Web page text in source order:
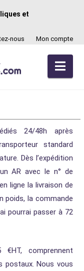
et
nous Mon compte
24/48h après
standard
Dès l’expédition
AR avec le n° de
ligne la livraison de
poids, la commande
pourrai passer à 72
comprennent
postaux. Nous vous